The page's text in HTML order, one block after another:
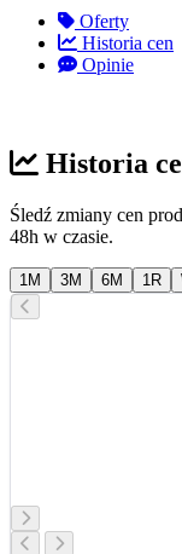
Oferty
Historia cen
Opinie
Historia
Śledź zmiany cen
48h w czasie.
1M 3M 6M 1R